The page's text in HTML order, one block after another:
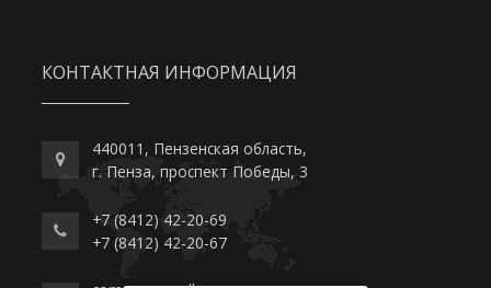
КОНТАКТНАЯ ИНФОРМАЦИЯ
440011, Пензенская область,
г. Пенза, проспект Победы, 3
+7 (8412) 42-20-69
+7 (8412) 42-20-67